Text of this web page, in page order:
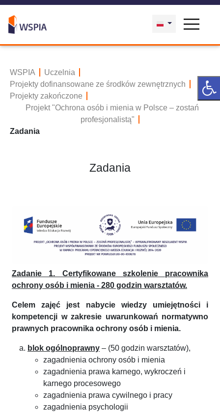
WSPIA
Uczelnia
Projekty dofinansowane ze środków zewnętrznych
Projekty zakończone
Projekt "Ochrona osób i mienia w Polsce – zostań
profesjonalistą"
Zadania
Zadania
Zadanie 1. Certyfikowane szkolenie pracownika
ochrony osób i mienia - 280 godzin warsztatów.
Celem zajęć jest nabycie wiedzy umiejętności i
kompetencji w zakresie uwarunkowań normatywno
prawnych pracownika ochrony osób i mienia.
blok ogólnoprawny – (50 godzin warsztatów),
zagadnienia ochrony osób i mienia
zagadnienia prawa karnego, wykroczeń i
karnego procesowego
zagadnienia prawa cywilnego i pracy
zagadnienia psychologii